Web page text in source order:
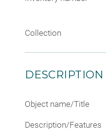
Collection
DESCRIPTION
Object name/Title
Description/Features